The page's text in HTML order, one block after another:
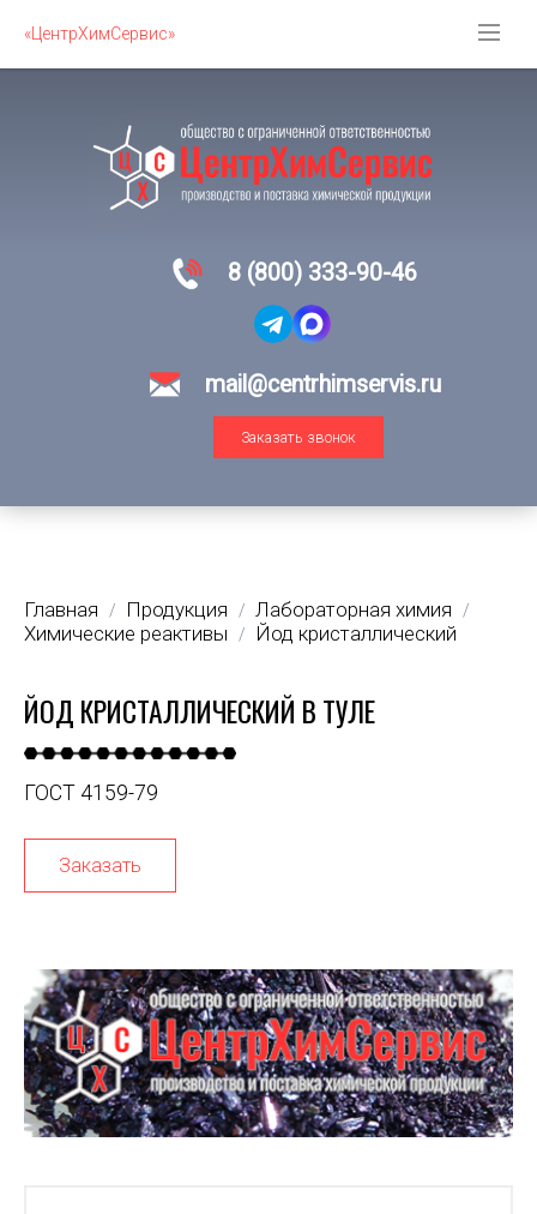
«ЦентрХимСервис»
8 (800) 333-90-46
mail@centrhimservis.ru
Заказать звонок
Главная / Продукция / Лабораторная химия /
Химические реактивы / Йод кристаллический
ЙОД КРИСТАЛЛИЧЕСКИЙ В ТУЛЕ
ГОСТ 4159-79
Заказать